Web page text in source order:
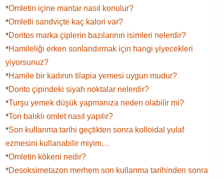
*Omletin içine mantar nasıl konulur?
*Omletli sandviçte kaç kalori var?
*Doritos marka çiplerin bazılarının isimleri nelerdir?
*Hamileliği erken sonlandırmak için hangi yiyecekleri
yiyorsunuz?
*Hamile bir kadının tilapia yemesi uygun mudur?
*Dorito çipindeki siyah noktalar nelerdir?
*Turşu yemek düşük yapmanıza neden olabilir mi?
*Ton balıklı omlet nasıl yapılır?
*Son kullanma tarihi geçtikten sonra kolloidal yulaf
ezmesini kullanabilir miyim…
*Omletin kökeni nedir?
*Desoksimetazon merhem son kullanma tarihinden sonra